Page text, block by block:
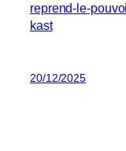
reprend-le-
kast
20/12/2025